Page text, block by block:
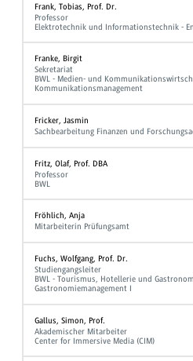
Frank, Tobias, Prof. Dr.
Professor
Elektrotechnik und Informationstechnik -
Franke, Birgit
Sekretariat
BWL - Medien- und
Kommunikationsmanagement
Fricker, Jasmin
Sachbearbeitung Finanzen und
Fritz, Olaf, Prof. DBA
Professor
BWL
Fröhlich, Anja
Mitarbeiterin Prüfungsamt
Fuchs, Wolfgang, Prof. Dr.
Studiengangsleiter
BWL - Tourismus, Hotellerie und
Gastronomiemanagement I
Gallus, Simon, Prof.
Akademischer Mitarbeiter
Center for Immersive Media (CIM)